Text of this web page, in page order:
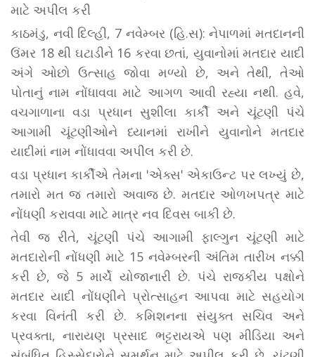
માટે અપીલ કરી
કાઠમંડુ, નવી દિલ્હી, 7 નવેમ્બર (હિ.સ): નેપાળમાં મતદાનની
ઉંમર 18 થી ઘટાડીને 16 કરવા છતાં, યુવાનોમાં મતદાર યાદી
અંગે ઓછો ઉત્સાહ જોવા મળ્યો છે, અને તેથી, તેઓ
પોતાનું નામ નોંધાવવા માટે આગળ આવી રહ્યા નથી. હવે,
વચગાળાના વડા પ્રધાન સુશીલા કાર્કી અને ચૂંટણી પંચે
આગામી ચૂંટણીઓને ધ્યાનમાં રાખીને યુવાનોને મતદાર
યાદીમાં નામ નોંધાવવા અપીલ કરી છે.
વડા પ્રધાન કાર્કીએ તેમના 'એક્સ' એકાઉન્ટ પર લખ્યું છે,
તમારો મત જ તમારો અવાજ છે. મતદાર ઓળખપત્ર માટે
નોંધણી કરાવવા માટે માત્ર નવ દિવસ બાકી છે.
તેવી જ રીતે, ચૂંટણી પંચે આગામી ફાલ્ગુન ચૂંટણી માટે
મતદારોની નોંધણી માટે 15 નવેમ્બરની અંતિમ તારીખ નક્કી
કરી છે, જે 5 માર્ચે યોજાનારી છે. પંચે રાજકીય પક્ષોને
મતદાર યાદી નોંધણીને પ્રોત્સાહન આપવા માટે સહયોગ
કરવા વિનંતી કરી છે. કમિશનના સંયુક્ત સચિવ અને
પ્રવક્તા, નારાયણ પ્રસાદ ભટ્ટરાયએ પણ મીડિયા અને